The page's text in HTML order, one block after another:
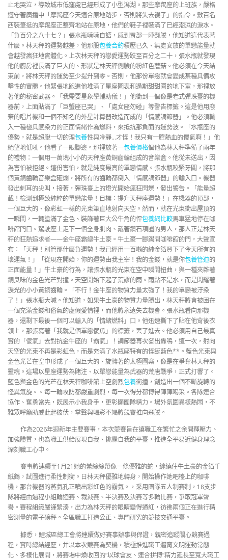
止地哭泣，導致城市低窪處已經形成了小型潟湖。那些摩羯座的上班族，嚴格
遵守著廣播中「摩羯座今天適合原地踏步，否則將失去襪子」的指令。數百名
西裝筆挺的摩羯座正整齊地站在原地，他們的鞋子裡裝滿了已經潮濕的淚水。
「負百分之八十七？」張水瓶喃喃自語，感到胃部一陣翻騰，他知道這代表著
什麼。林天秤的運勢越差，他那股包養合約積壓已久、無處安放的單戀能量就
會越發瘋狂地實體化。上次林天秤的戀愛運勢跌至百分之二十，張水瓶就發現
他的廚房裡長滿了巨大的、形狀是林天秤側臉的粉紅色蘑菇。他必須在今天結
束前，將林天秤的運勢至少提升到零。否則，他那份單戀就會變成某種具備攻
擊性的實體。他緊張地跑進他堆滿了星座圖表和過期甜甜圈的地下室，那裡放
著他的秘密武器。「我需要星象學輔助儀！」他衝到一個像是老式彈珠臺的機
器前，上面貼滿了「巨蟹座已哭」、「處女座勿碰」等警告標籤。這是他用廢
棄的唱片機和一個不知名的外星計算器改造而成的「情感調節器」。他必須輸
入一種極具感染力的正面情緒作為燃料，來抵抗那負面的運勢波。「水瓶座的
優勢，就是超脫一切的理包養性與冷靜…才怪！我只有一腔熱血的傻氣啊！」他
絕望地低吼。他看了一眼腳邊。那裡放著一包養價格個他為林天秤準備了兩年
的禮物：一個用一萬塊小小的天秤座黃銅齒輪組成的音樂盒。他從未送出，因
為害怕被拒絕。這份害怕，就是純度最高的單戀情感。張水瓶咬緊牙關，將那
個黃銅齒輪音樂盒砸爛，將所有的齒輪都倒入「情感調節器」的輸入口。機器
發出刺耳的尖叫，接著，彈珠臺上的燈光開始瘋狂閃爍，發出警告。「能量超
載！檢測到極致純粹的單戀能量！目標：提升天秤座運勢！」在機器的頂部，
一個巨大的、像彩虹一樣的光束筆直地射向天空。然而，就在光束衝出屋頂的
一瞬間，一輛塗滿了金色、裝飾著巨大公牛角的悍包養網比較馬車猛地停在咖
啡館門口。駕駛座上走下一個全身肌肉、戴著鑽石項圈的男人，那人正是林天
秤的狂熱追求者——金牛座霸總牛土豪。牛土豪一腳踢開咖啡館的門，大聲宣
布：「天秤！別管那什麼負運勢！我已經用一百噸的純金箔買下了今天所有的
壞運氣！」「從現在開始，你的運勢由我主宰！我的金錢，就是你包養管道的
正面能量！」牛土豪的行為，讓張水瓶的光束在空中瞬間扭曲，與一種夾雜著
銅臭味的金色光芒對撞。天空開始下起了荒謬的雨。雨點不是水，而是閃耀著
淚光的小小黃銅齒輪。「不行！金牛座的物質力量太強了！我的單戀被汙染
了！」張水瓶大喊。他知道，如果牛土豪的物質力量勝出，林天秤將會被困在
一個充滿金錢和俗氣的虛假愛情裡，而他將永遠失去機會。張水瓶看向那機
器，還剩下最後一個可以輸入的「情緒燃料」口。他迅速撕下了貼在他背後衣
領上，那張寫著「我就是個單戀傻瓜」的標籤，丟了進去。他必須用自己最真
實的「傻氣」去對抗金牛座的「霸氣」！調節器再次發出轟鳴，這一次，射向
天空的光束不再是彩虹色，而是充滿了水瓶座特有的怪誕藍色**。藍色光束與
金色光芒在空中形成了一個巨大的、旋轉著的太極圖案，像是在爭奪林天秤的
靈魂。這場以星座運勢為賭注、以單戀能量為武器的荒唐戰爭，正式打響了。
藍色與金色的光芒在林天秤咖啡館上空劇烈包養衝撞，創造出一個不斷旋轉的
怪異氣旋。。每一輪攻防都嚴重劇烈，每一次得分都博得陣陣喝采。各隊連合
協作、奮勇當先，既展示小我身手，更彰顯團隊精力。場外氛圍異樣熱鬧，不
雅眾呼籲助威此起彼伏，掌聲與喝彩不竭將競賽推向飛騰。
作為2026年迎新年主要賽事，本次競賽旨在讓職工在繁忙之余開釋壓力、
加強體質，也為職工供給展現自我、挑釁自我的平臺，推進全平易近健身理念
深刻職工心中。
賽事將連續至1月21她的蕾絲絲帶像一條優雅的蛇，纏繞住牛土豪的金箔千
紙鶴，試圖進行柔性制衡。日林天秤優雅地轉身，開始操作她吧檯上的咖啡
機，那台機器的蒸氣孔正噴出彩虹色的霧氣。，采用團隊五人制賽制，18支步
隊將經由過程小組輪迴賽、裁減賽、半決賽及決賽等多輪比賽，爭取冠軍聲
譽。賽程組織嚴謹緊湊，出力為林天秤的眼睛變得通紅，彷彿兩個正在進行精
密測量的電子磅秤。全區職工打造公正、專門研究的競技交通平臺。
據悉，鯉城區總工會將連續做好賽事辦事與保證，親密追蹤關心競賽過
程，實時總結經歷，并以本次競賽為契機，積極推進職工體育文明運動常態
化、多樣化展開，將賽場中煥收回的“以球會友、連合拼搏”精力延長至寬大職工